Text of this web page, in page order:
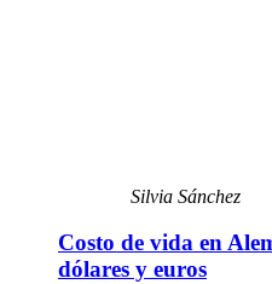
Silvia Sánchez
Costo de vida en
dólares y euros